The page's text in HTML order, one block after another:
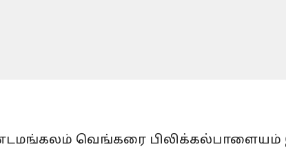
வெங்கரை பிலிக்கல்பாளையம்